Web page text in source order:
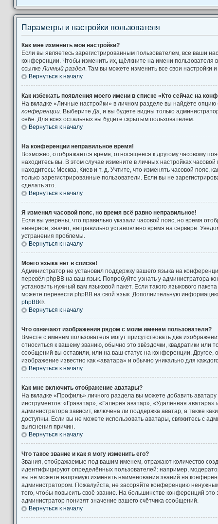
Параметры и настройки пользователя
Как мне изменить мои настройки?
Если вы являетесь зарегистрированным пользователем, все ваши
конференции. Чтобы изменить их, щёлкните на имени пользователя
ссылке Личный раздел . Там вы можете изменить все свои настройки
Вернуться к началу
Как избежать появления моего имени в списке «Кто сейчас на
На вкладке «Личные настройки» в личном разделе вы найдёте опцию
конференции . Выберите Да , и вы будете видны только
себе. Для всех остальных вы будете скрытым пользователем.
Вернуться к началу
На конференции неправильное время!
Возможно, отображается время, относящееся к другому часовому
находитесь вы. В этом случае измените в личных настройках часовой
находитесь: Москва, Киев и т. д. Учтите, что изменять часовой пояс,
только зарегистрированные пользователи. Если вы не
сделать это.
Вернуться к началу
Я изменил часовой пояс, но время всё равно неправильное!
Если вы уверены, что правильно указали часовой пояс, но время
неверное, значит, неправильно установлено время на сервере.
устранения проблемы.
Вернуться к началу
Моего языка нет в списке!
Администратор не установил поддержку вашего языка на
перевёл phpBB на ваш язык. Попробуйте узнать у администратора
установить нужный вам языковой пакет. Если такого языкового
можете перевести phpBB на свой язык. Дополнительную
phpBB®.
Вернуться к началу
Что означают изображения рядом с моим именем пользователя?
Вместе с именем пользователя могут присутствовать два
относиться к вашему званию, обычно это звёздочки, квадратики или
сообщений вы оставили, или на ваш статус на конференции. Другое,
изображение известно как «аватара» и обычно уникально для
Вернуться к началу
Как мне включить отображение аватары?
На вкладке «Профиль» личного раздела вы можете добавить
инструментов: «Граватар», «Галерея аватар», «Удалённая
администратора зависит, включена ли поддержка аватар, а также
доступны. Если вы не можете использовать аватары, свяжитесь с
выяснения причин.
Вернуться к началу
Что такое звание и как я могу изменить его?
Звания, отображаемые под вашим именем, отражают количество
идентифицируют определённых пользователей: например,
вы не можете напрямую изменять наименования званий на
администратором. Пожалуйста, не засоряйте конференцию
того, чтобы повысить своё звание. На большинстве конференций
администратор понизят значение вашего счётчика сообщений.
Вернуться к началу